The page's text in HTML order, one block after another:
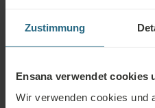
Zustimmung
Ensana verwendet cookies
Wir verwenden cookies und
Zahlungsbedingungen
Hotel